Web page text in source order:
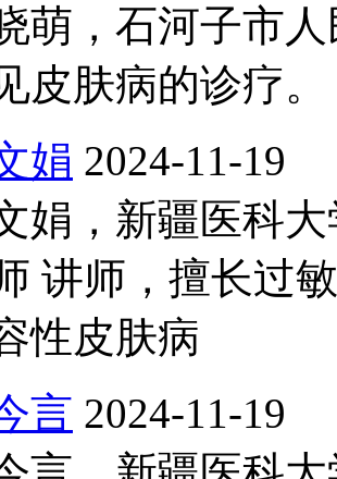
萌，石河子市
皮肤病的诊疗。
娟 2024-11-19
娟，新疆医科
讲师，擅长过
性皮肤病
言 2024-11-19